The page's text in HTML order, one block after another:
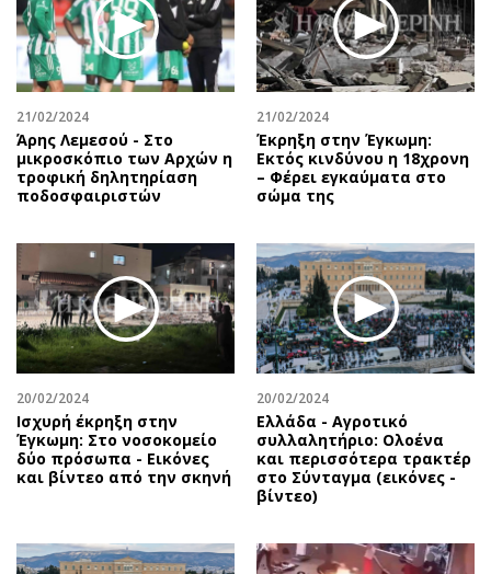
Ναυτιλία
Περιβάλλον
Ελλάδα
Κόσμος
Παράξενα
Πολιτισμός
Σινεμά
Μουσική
Εικαστικά
Βιβλίο
Χειρόγραφα
Showbiz
Ταξίδια
Συνταγές
Έξοδος
Media
Εκπομπές
Wine routes
Uncut
Προσφορές
Προσωπικότητες στην ''Κ''
Επιστολές
21/02/2024
Άρης Λεμεσού - Στο
μικροσκόπιο των Αρχών η
τροφική δηλητηρίαση
ποδοσφαιριστών
21/02/2024
Έκρηξη στην Έγκωμη:
Εκτός κινδύνου η 18χρονη
– Φέρει εγκαύματα στο
σώμα της
20/02/2024
Ισχυρή έκρηξη στην
Έγκωμη: Στο νοσοκομείο
δύο πρόσωπα - Εικόνες
και βίντεο από την σκηνή
20/02/2024
Ελλάδα - Αγροτικό
συλλαλητήριο: Ολοένα
και περισσότερα τρακτέρ
στο Σύνταγμα (εικόνες -
βίντεο)